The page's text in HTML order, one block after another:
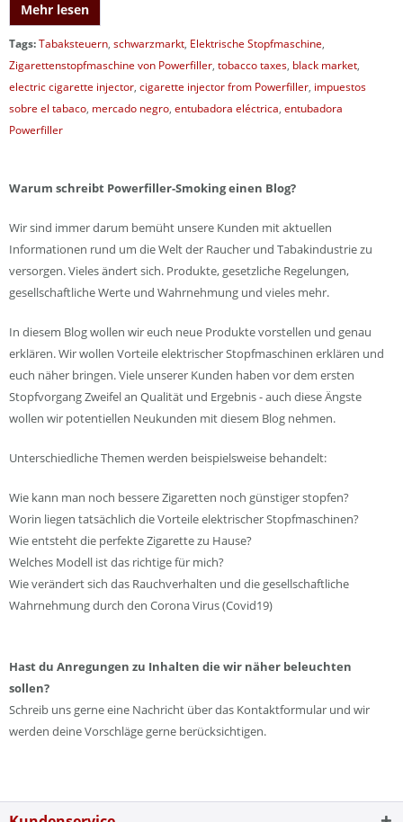
Mehr lesen
Tags:Tabaksteuern, schwarzmarkt, Elektrische Stopfmaschine,
Zigarettenstopfmaschine von Powerfiller, tobacco taxes, black market,
electric cigarette injector, cigarette injector from Powerfiller, impuestos
sobre el tabaco, mercado negro, entubadora eléctrica, entubadora
Powerfiller
Warum schreibt Powerfiller-Smoking einen Blog?
Wir sind immer darum bemüht unsere Kunden mit aktuellen
Informationen rund um die Welt der Raucher und Tabakindustrie zu
versorgen. Vieles ändert sich. Produkte, gesetzliche Regelungen,
gesellschaftliche Werte und Wahrnehmung und vieles mehr.
In diesem Blog wollen wir euch neue Produkte vorstellen und genau
erklären. Wir wollen Vorteile elektrischer Stopfmaschinen erklären und
euch näher bringen. Viele unserer Kunden haben vor dem ersten
Stopfvorgang Zweifel an Qualität und Ergebnis - auch diese Ängste
wollen wir potentiellen Neukunden mit diesem Blog nehmen.
Unterschiedliche Themen werden beispielsweise behandelt:
Wie kann man noch bessere Zigaretten noch günstiger stopfen?
Worin liegen tatsächlich die Vorteile elektrischer Stopfmaschinen?
Wie entsteht die perfekte Zigarette zu Hause?
Welches Modell ist das richtige für mich?
Wie verändert sich das Rauchverhalten und die gesellschaftliche
Wahrnehmung durch den Corona Virus (Covid19)
Hast du Anregungen zu Inhalten die wir näher beleuchten
sollen?
Schreib uns gerne eine Nachricht über das Kontaktformular und wir
werden deine Vorschläge gerne berücksichtigen.